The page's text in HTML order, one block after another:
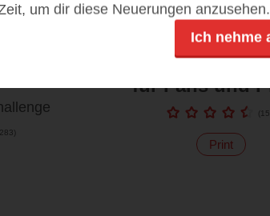
)
GraviTrax. Das
für Fans und
(
Print
um dir diese Neuerungen anzusehen.
Ich nehme